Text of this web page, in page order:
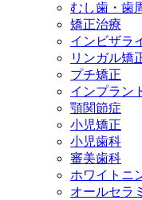
むし歯・歯
矯正治療
インビザラ
リンガル矯
プチ矯正
インプラン
顎関節症
小児矯正
小児歯科
審美歯科
ホワイトニ
オールセラ